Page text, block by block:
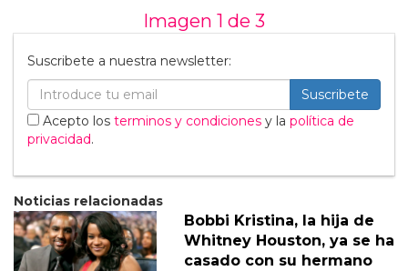
Imagen 1 de 3
Suscribete a nuestra newsletter:
Suscribete
Acepto los terminos y condiciones y la política de
privacidad.
Noticias relacionadas
Bobbi Kristina, la hija de
Whitney Houston, ya se ha
casado con su hermano